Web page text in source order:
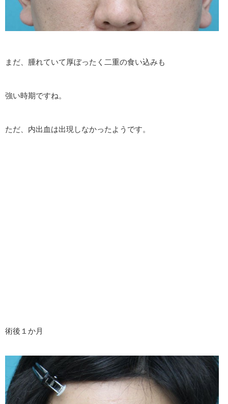
まだ、腫れていて厚ぼったく二重の食い込みも
強い時期ですね。
ただ、内出血は出現しなかったようです。
術後１か月